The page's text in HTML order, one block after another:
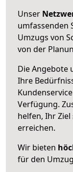
Unser
umfassenden
Umzugs von
von der
Die Angebote
Ihre
Verfügung.
helfen, Ihr Ziel
erreichen.
Wir bieten
für den